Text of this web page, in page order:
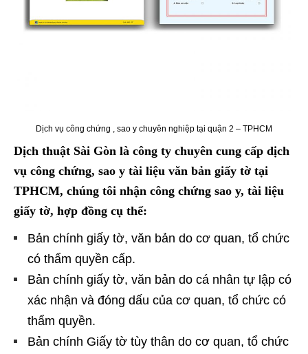
Dịch vụ công chứng , sao y chuyên nghiệp tại quận 2 – TPHCM
Dịch thuật Sài Gòn là công ty chuyên cung cấp dịch
vụ công chứng, sao y tài liệu văn bản giấy tờ tại
TPHCM, chúng tôi nhận công chứng sao y, tài liệu
giấy tờ, hợp đồng cụ thể:
Bản chính giấy tờ, văn bản do cơ quan, tổ chức
có thẩm quyền cấp.
Bản chính giấy tờ, văn bản do cá nhân tự lập có
xác nhận và đóng dấu của cơ quan, tổ chức có
thẩm quyền.
Bản chính Giấy tờ tùy thân do cơ quan, tổ chức